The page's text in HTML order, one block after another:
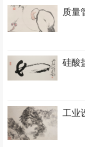
质量
硅酸
工业